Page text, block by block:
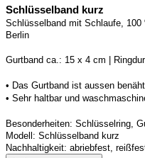
Schlüsselband kurz
Schlüsselband mit Schlaufe, 100
Berlin
Gurtband ca.: 15 x 4 cm | R
• Das Gurtband ist aussen
• Sehr haltbar und
Besonderheiten: Schlüsselring,
Modell: Schlüsselband kurz
Nachhaltigkeit: abriebfest,